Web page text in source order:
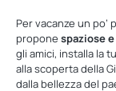
Per vacanze un
propone spaziose
gli amici, installa la
alla scoperta della
dalla bellezza del